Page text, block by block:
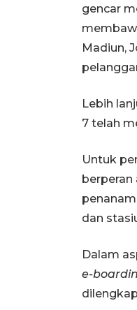
gencar
Madiun,
Lebih
7 telah
Untuk
berperan
dan
Dalam
e-